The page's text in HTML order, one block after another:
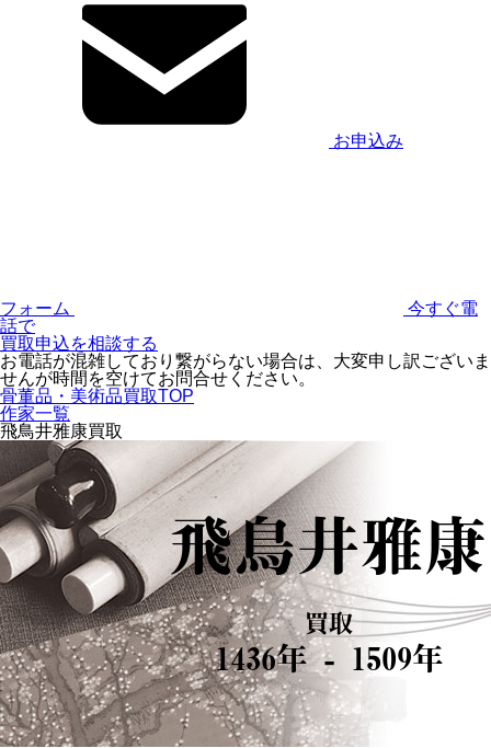
お申込み
フォーム
今すぐ電
話で
買取申込を相談する
お電話が混雑しており繋がらない場合は、大変申し訳ございま
せんが時間を空けてお問合せください。
骨董品・美術品買取TOP
作家一覧
飛鳥井雅康買取
飛鳥井雅康
買取
1436年 - 1509年